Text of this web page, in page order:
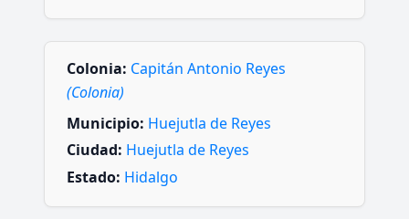
Colonia: Capitán Antonio Reyes
(Colonia)
Municipio: Huejutla de Reyes
Ciudad: Huejutla de Reyes
Estado: Hidalgo